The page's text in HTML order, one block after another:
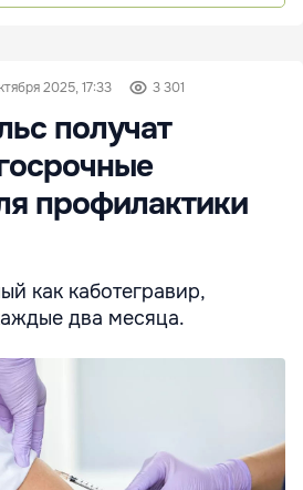
2025, 17:33 3 301
получат
профилактики
как каботегравир,
два месяца.